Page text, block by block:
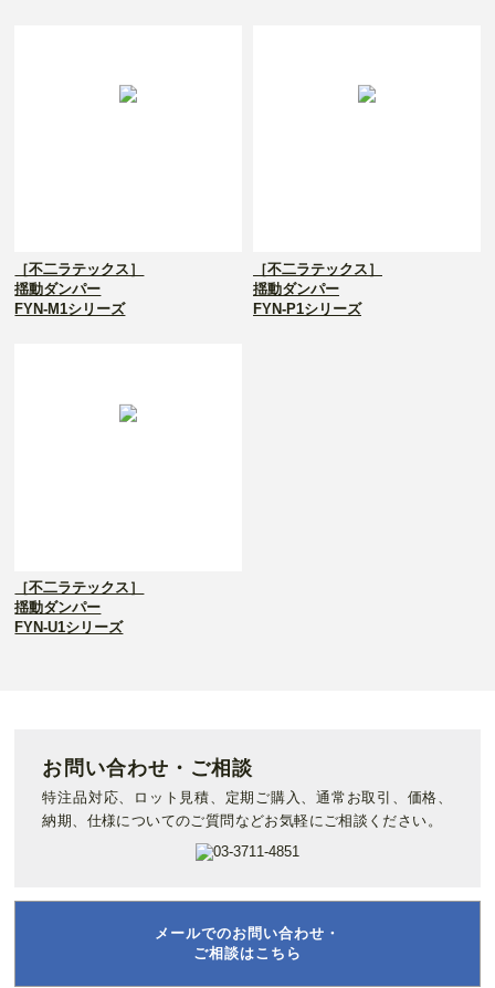
［不二ラテックス］
揺動ダンパー
FYN-M1シリーズ
［不二ラテックス］
揺動ダンパー
FYN-P1シリーズ
［不二ラテックス］
揺動ダンパー
FYN-U1シリーズ
お問い合わせ・ご相談
特注品対応、ロット見積、定期ご購入、通常お取引、価格、
納期、仕様についてのご質問などお気軽にご相談ください。
メールでのお問い合わせ・
ご相談はこちら